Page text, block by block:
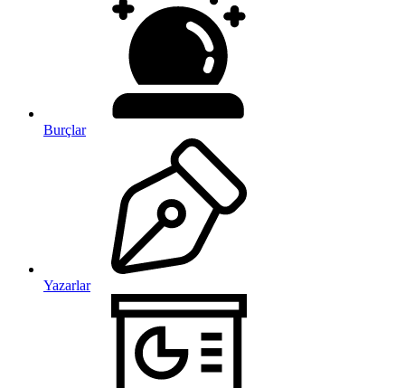
Burçlar
Yazarlar